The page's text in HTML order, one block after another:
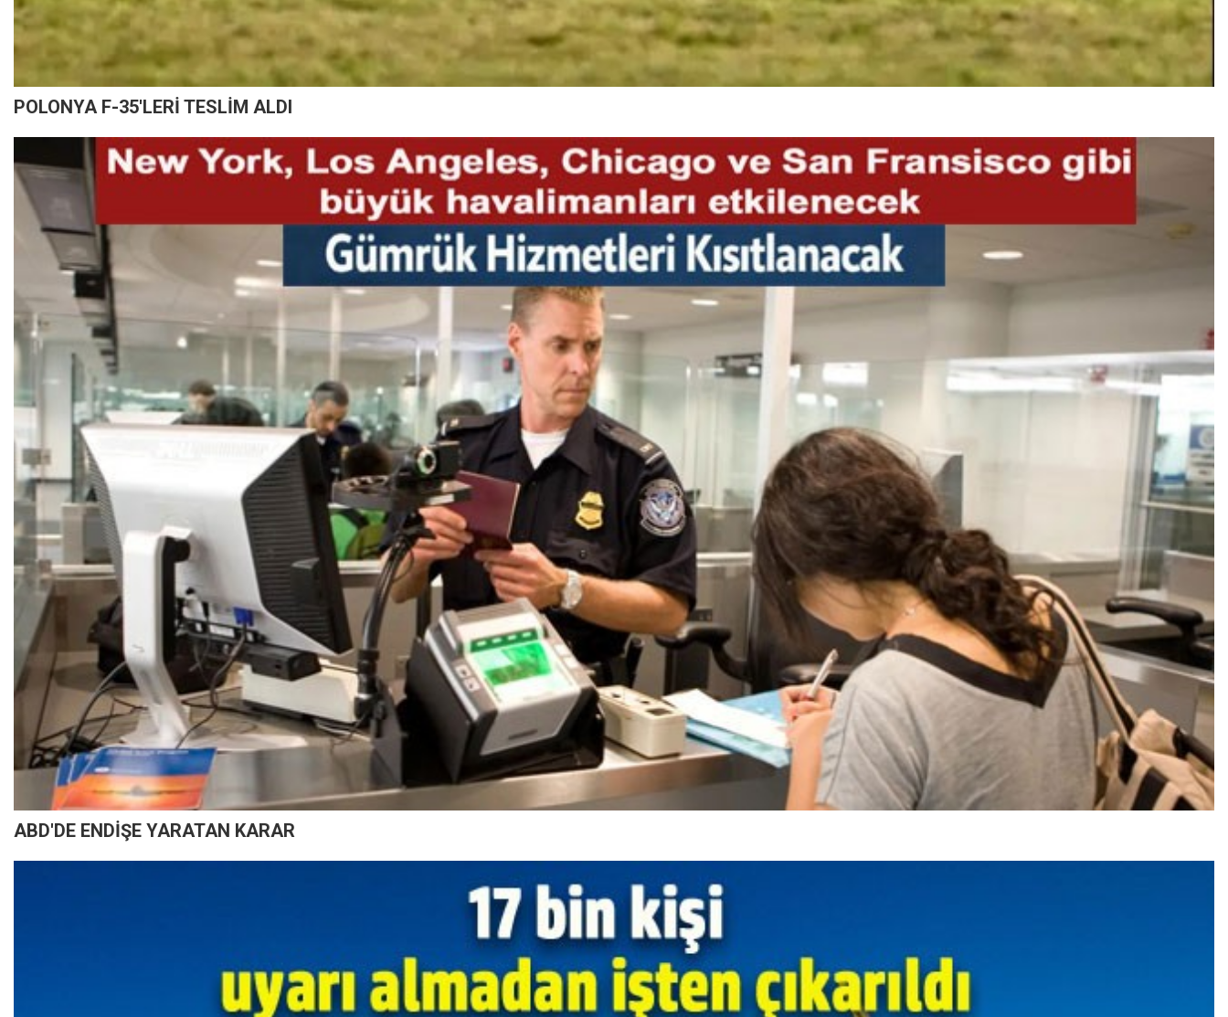
POLONYA F-35'LERİ TESLİM ALDI
ABD'DE ENDİŞE YARATAN KARAR